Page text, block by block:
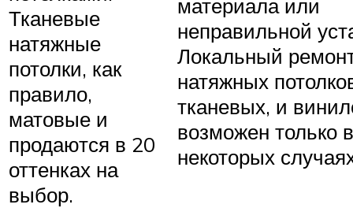
Тканевые
натяжные
потолки, как
правило,
матовые и
продаются в 20
оттенках на
выбор.
материала или
неправильной
Локальный
натяжных
тканевых, и
возможен только в
некоторых